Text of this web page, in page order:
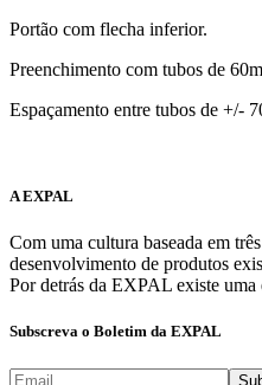
Portão com flecha inferior.
Preenchimento com tubos de
Espaçamento entre tubos de +/-
A EXPAL
Com uma cultura baseada em
desenvolvimento de produtos
Por detrás da EXPAL existe uma
Subscreva o Boletim da EXPAL